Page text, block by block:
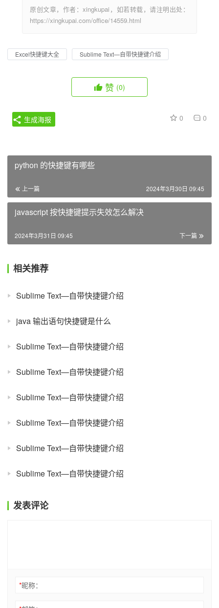
原创文章，作者：xingkupai，如若转载，请注明出处：
https://xingkupai.com/office/14559.html
Excel快捷键大全 Sublime Text—自带快捷键介绍
赞 (0)
0 0
生成海报
python 的快捷键有哪些
上一篇 2024年3月30日 09:45
javascript 按快捷键提示失效怎么解决
下一篇
2024年3月31日 09:45
相关推荐
Sublime Text—自带快捷键介绍
java 输出语句快捷键是什么
Sublime Text—自带快捷键介绍
Sublime Text—自带快捷键介绍
Sublime Text—自带快捷键介绍
Sublime Text—自带快捷键介绍
Sublime Text—自带快捷键介绍
Sublime Text—自带快捷键介绍
发表评论
*昵称：